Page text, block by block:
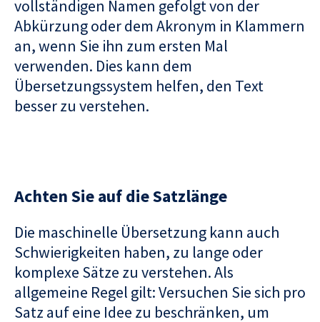
vollständigen Namen gefolgt von der
Abkürzung oder dem Akronym in Klammern
an, wenn Sie ihn zum ersten Mal
verwenden. Dies kann dem
Übersetzungssystem helfen, den Text
besser zu verstehen.
Achten Sie auf die Satzlänge
Die maschinelle Übersetzung kann auch
Schwierigkeiten haben, zu lange oder
komplexe Sätze zu verstehen. Als
allgemeine Regel gilt: Versuchen Sie sich pro
Satz auf eine Idee zu beschränken, um